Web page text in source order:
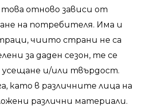
отново зависи от
на потребителя. Има и
чиито страни не са
за даден сезон, те се
усещане и/или твърдост.
като в различните лица на
различни материали.